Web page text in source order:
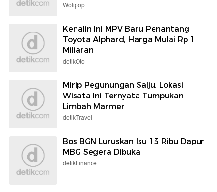
Wolipop
Kenalin Ini MPV Baru Penantang
Toyota Alphard, Harga Mulai Rp 1
Miliaran
detikOto
Mirip Pegunungan Salju, Lokasi
Wisata Ini Ternyata Tumpukan
Limbah Marmer
detikTravel
Bos BGN Luruskan Isu 13 Ribu Dapur
MBG Segera Dibuka
detikFinance